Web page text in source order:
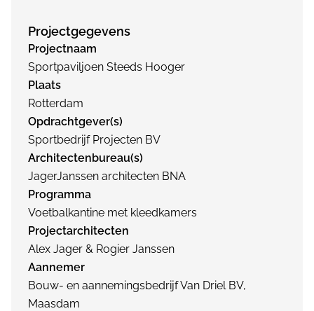
Projectgegevens
Projectnaam
Sportpaviljoen Steeds Hooger
Plaats
Rotterdam
Opdrachtgever(s)
Sportbedrijf Projecten BV
Architectenbureau(s)
JagerJanssen architecten BNA
Programma
Voetbalkantine met kleedkamers
Projectarchitecten
Alex Jager & Rogier Janssen
Aannemer
Bouw- en aannemingsbedrijf Van Driel BV,
Maasdam